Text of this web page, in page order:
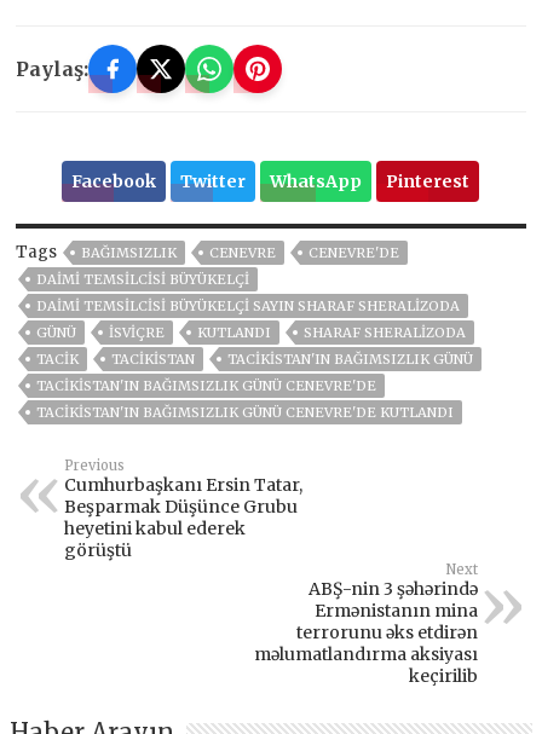
Paylaş:
Facebook Twitter WhatsApp Pinterest
Tags BAĞIMSIZLIK CENEVRE
CENEVRE'DE
DAIMI TEMSILCISI BÜYÜKELÇI
DAIMI TEMSILCISI BÜYÜKELÇI SAYIN SHARAF SHERALIZODA
GÜNÜ
İSVİÇRE KUTLANDI
SHARAF SHERALIZODA
TACİK
TACİKİSTAN
TACIKISTAN'IN BAĞIMSIZLIK GÜNÜ
TACIKISTAN'IN BAĞIMSIZLIK GÜNÜ CENEVRE'DE
TACIKISTAN'IN BAĞIMSIZLIK GÜNÜ CENEVRE'DE KUTLANDI
Previous
Cumhurbaşkanı Ersin Tatar,
Beşparmak Düşünce Grubu
heyetini kabul ederek
görüştü
Next
ABŞ-nin 3 şəhərində
Ermənistanın mina
terrorunu əks etdirən
məlumatlandırma aksiyası
keçirilib